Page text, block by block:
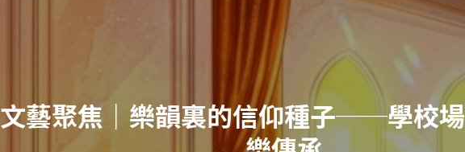
文藝聚焦｜樂韻裏的信仰種子──學校